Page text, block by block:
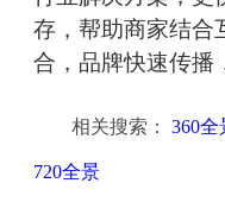
存，帮助商家结合
合，品牌快速传播
相关搜索： 360
720全景